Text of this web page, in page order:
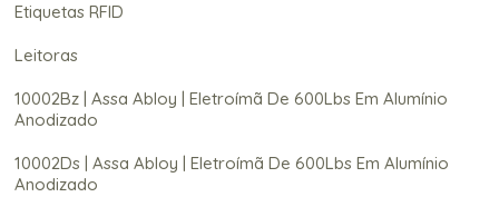
Etiquetas RFID
Leitoras
10002Bz | Assa Abloy | Eletroímã De 600Lbs Em Alumínio
Anodizado
10002Ds | Assa Abloy | Eletroímã De 600Lbs Em Alumínio
Anodizado